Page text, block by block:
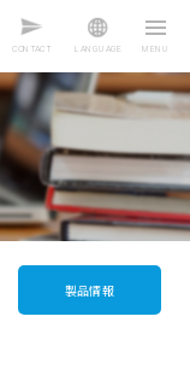
CONTACT LANGUAGE
製品情報